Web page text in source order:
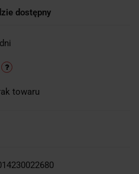
dostępny
towaru